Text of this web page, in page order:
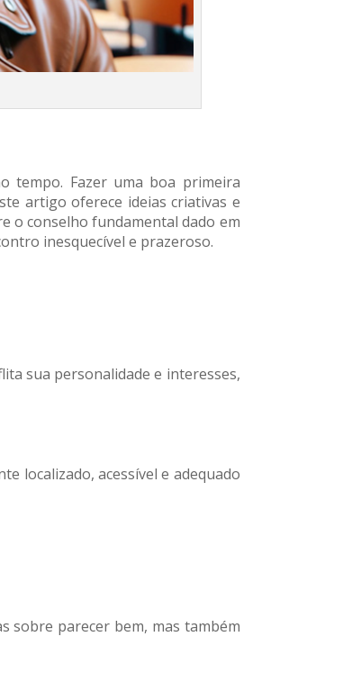
tempo. Fazer uma boa primeira
artigo oferece ideias criativas e
o conselho fundamental dado em
inesquecível e prazeroso.
sua personalidade e interesses,
localizado, acessível e adequado
sobre parecer bem, mas também